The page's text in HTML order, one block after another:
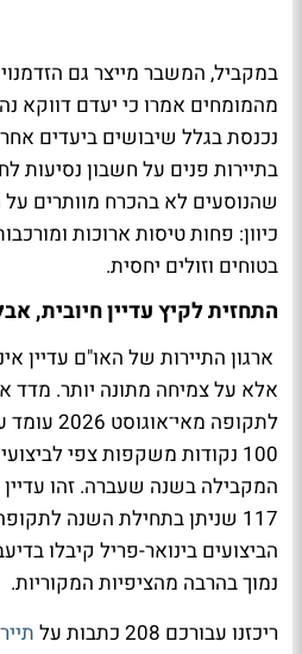
מהמומחים אמרו כי יעדם דווקא
בתיירות פנים על חשבון נסיעות
שהנוסעים לא בהכרח מוותרים
כיוון: פחות טיסות ארוכות
בטוחים וזולים יחסית.
התחזית לקיץ עדיין חיובית,
ארגון התיירות של האו"ם עדיין
אלא על צמיחה מתונה יותר. מדד
100 נקודות משקפות צפי
המקבילה בשנה שעברה. זהו עדיין
117 שניתן בתחילת השנה
נמוך בהרבה מהציפיות המקוריות.
ריכזנו עבורכם 208 כתבות על